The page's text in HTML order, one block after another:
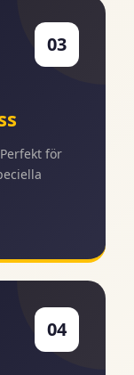
03
för
04